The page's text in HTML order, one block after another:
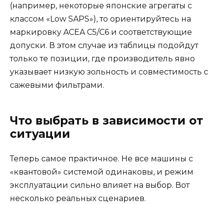
(например, некоторые японские агрегаты с
классом «Low SAPS»), то ориентируйтесь на
маркировку ACEA C5/C6 и соответствующие
допуски. В этом случае из таблицы подойдут
только те позиции, где производитель явно
указывает низкую зольность и совместимость с
сажевыми фильтрами.
Что выбрать в зависимости от
ситуации
Теперь самое практичное. Не все машины с
«квантовой» системой одинаковы, и режим
эксплуатации сильно влияет на выбор. Вот
несколько реальных сценариев.